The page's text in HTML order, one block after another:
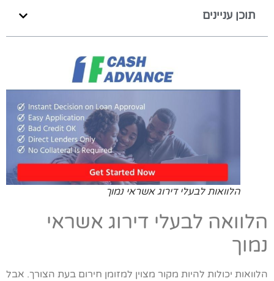
תוכן עניינים
הלוואות לבעלי דירוג אשראי נמוך
הלוואה לבעלי דירוג אשראי
נמוך
הלוואות יכולות להיות מקור מצוין למזומן חירום בעת הצורך. אבל